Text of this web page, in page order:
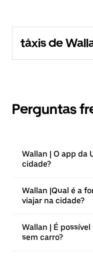
táxis de
Perguntas
Wallan | O app da
cidade?
Wallan |⁠Qual é a
viajar na cidade?
Wallan | É
sem carro?